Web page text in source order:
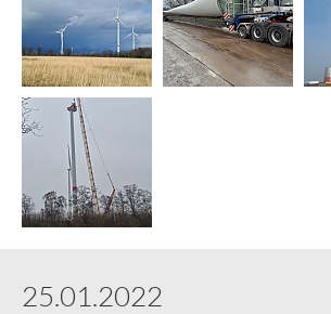
25.01.2022